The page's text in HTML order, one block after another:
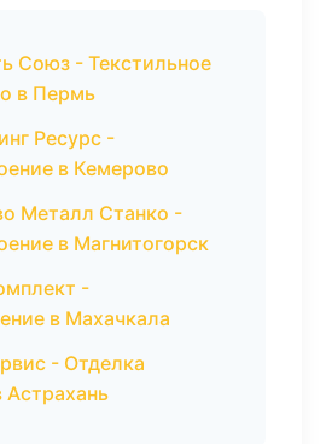
Союз - Текстильное
в Пермь
Ресурс -
в Кемерово
Металл Станко -
в Магнитогорск
-
в Махачкала
- Отделка